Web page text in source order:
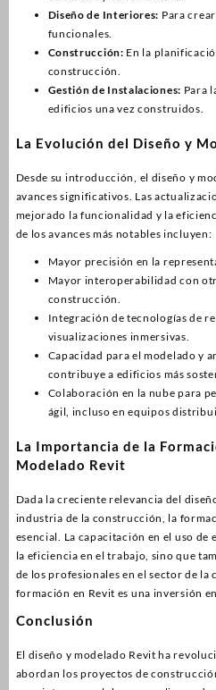
Diseño de Interiores: Para
funcionales.
Construcción: En la
construcción.
Gestión de Instalaciones: Para
edificios una vez construidos.
La Evolución del Diseño y
Desde su introducción, el diseño y
avances significativos. Las
mejorado la funcionalidad y la
de los avances más notables incluyen:
Mayor precisión en la
Mayor interoperabilidad con
construcción.
Integración de tecnologías de
visualizaciones inmersivas.
Capacidad para el modelado y
contribuye a edificios más
Colaboración en la nube para
ágil, incluso en equipos
La Importancia de la
Modelado Revit
Dada la creciente relevancia del
industria de la construcción, la
esencial. La capacitación en el uso
la eficiencia en el trabajo, sino que
de los profesionales en el sector de
formación en Revit es una inversión
Conclusión
El diseño y modelado Revit ha
abordan los proyectos de